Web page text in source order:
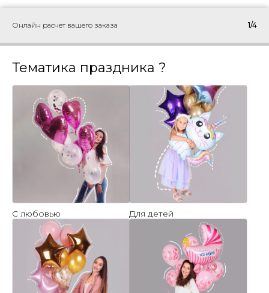
Онлайн расчет вашего заказа 1/4
Тематика праздника ?
С любовью Для детей